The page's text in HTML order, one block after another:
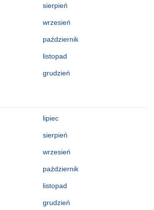
sierpień
wrzesień
październik
listopad
grudzień
lipiec
sierpień
wrzesień
październik
listopad
grudzień